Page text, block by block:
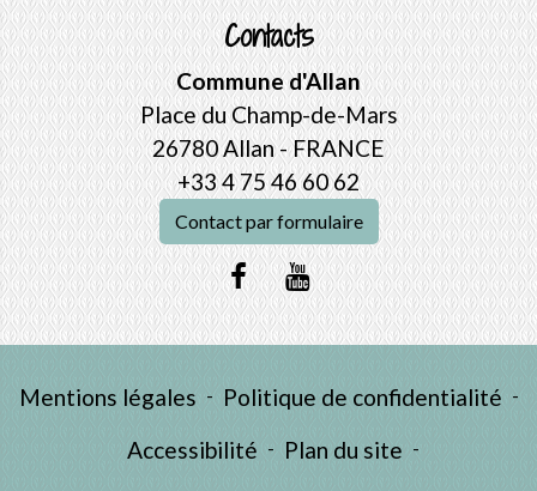
Contacts
Commune d'Allan
Place du Champ-de-Mars
26780 Allan - FRANCE
+33 4 75 46 60 62
Contact par formulaire
Mentions légales - Politique de confidentialité -
Accessibilité - Plan du site -